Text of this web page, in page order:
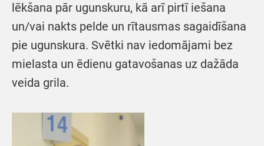
lēkšana pār ugunskuru, kā arī pirtī iešana
un/vai nakts pelde un rītausmas sagaidīšana
pie ugunskura. Svētki nav iedomājami bez
mielasta un ēdienu gatavošanas uz dažāda
veida grila.